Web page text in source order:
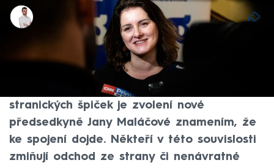
Lukáš Cigánek
6. říj 2024, 16:53
Bude Sociální demokracie spolupracovat s
koalicí Stačilo šéfky KSČM Kateřiny
Konečné, či nikoli? Podle mnohých
stranických špiček je zvolení nové
předsedkyně Jany Maláčové znamením, že
ke spojení dojde. Někteří v této souvislosti
zmiňují odchod ze strany či nenávratné